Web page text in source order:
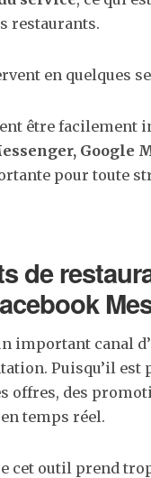
restaurants.
en quelques
être facilement
Google
pour toute
de
important canal
Puisqu’il est
offres, des
temps réel.
cet outil prend